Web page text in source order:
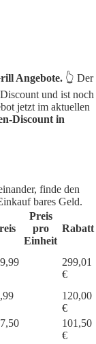
Angebote. 👆 Der
und ist noch
jetzt im aktuellen
Discount in
finde den
bares Geld.
Preis
pro
Einheit
Rabatt
299,01
€
120,00
€
101,50
€